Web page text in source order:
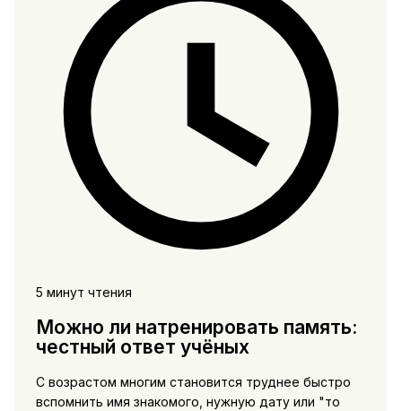
5 минут чтения
Можно ли натренировать память:
честный ответ учёных
С возрастом многим становится труднее быстро
вспомнить имя знакомого, нужную дату или "то